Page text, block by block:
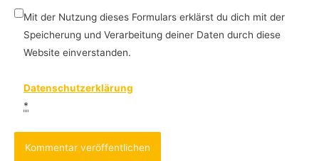
Mit der Nutzung dieses Formulars erklärst du dich mit der
Speicherung und Verarbeitung deiner Daten durch diese
Website einverstanden.
Datenschutzerklärung
*